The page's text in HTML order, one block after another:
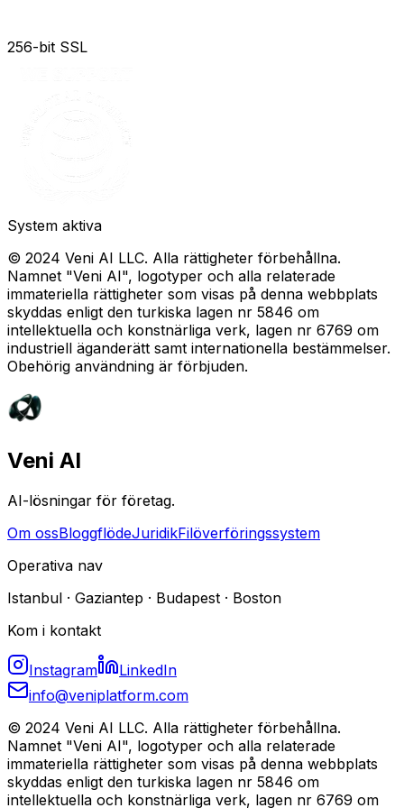
256-bit SSL
System aktiva
© 2024 Veni AI LLC. Alla rättigheter förbehållna.
Namnet "Veni AI", logotyper och alla relaterade
immateriella rättigheter som visas på denna webbplats
skyddas enligt den turkiska lagen nr 5846 om
intellektuella och konstnärliga verk, lagen nr 6769 om
industriell äganderätt samt internationella bestämmelser.
Obehörig användning är förbjuden.
Veni AI
AI-lösningar för företag.
Om ossBloggflödeJuridikFilöverföringssystem
Operativa nav
Istanbul · Gaziantep · Budapest · Boston
Kom i kontakt
Instagram
LinkedIn
info@veniplatform.com
© 2024 Veni AI LLC. Alla rättigheter förbehållna.
Namnet "Veni AI", logotyper och alla relaterade
immateriella rättigheter som visas på denna webbplats
skyddas enligt den turkiska lagen nr 5846 om
intellektuella och konstnärliga verk, lagen nr 6769 om